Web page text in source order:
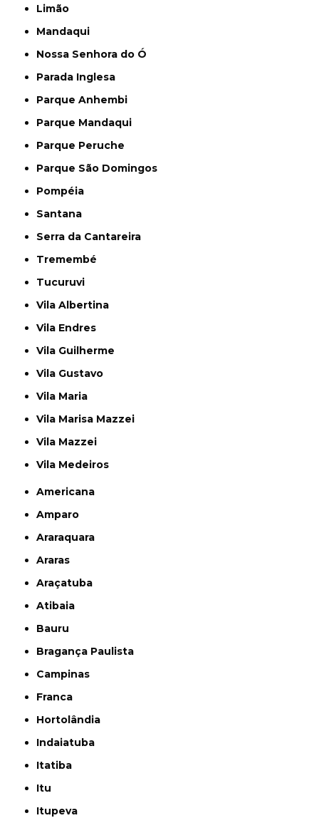
Limão
Mandaqui
Nossa Senhora do Ó
Parada Inglesa
Parque Anhembi
Parque Mandaqui
Parque Peruche
Parque São Domingos
Pompéia
Santana
Serra da Cantareira
Tremembé
Tucuruvi
Vila Albertina
Vila Endres
Vila Guilherme
Vila Gustavo
Vila Maria
Vila Marisa Mazzei
Vila Mazzei
Vila Medeiros
Americana
Amparo
Araraquara
Araras
Araçatuba
Atibaia
Bauru
Bragança Paulista
Campinas
Franca
Hortolândia
Indaiatuba
Itatiba
Itu
Itupeva